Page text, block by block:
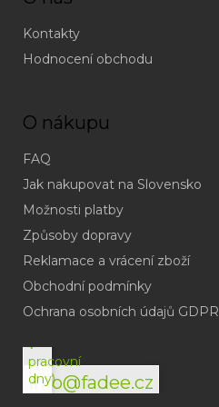
Kontakty
Hodnocení obchodu
O nákupu
FAQ
Jak nakupovat na Slovensko
Možnosti platby
Způsoby dopravy
Reklamace a vrácení zboží
Obchodní podmínky
Ochrana osobních údajů GDPR
info@fadee.cz
(odpověď
do
v
pracovní
dny)
(Po-